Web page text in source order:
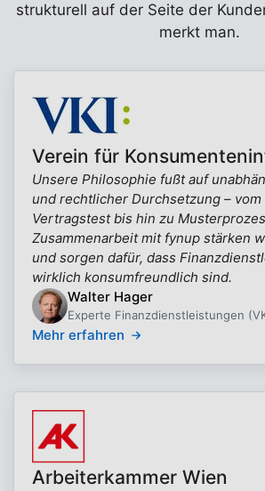
strukturell auf der Seite der
merkt man.
Verein für
Unsere Philosophie fußt auf
und rechtlicher Durchsetzung – vom
Vertragstest bis hin zu
Zusammenarbeit mit fynup stärken
und sorgen dafür, dass
wirklich konsumfreundlich sind.
Walter Hager
Experte Finanzdienstleistungen
Mehr erfahren
Arbeiterkammer Wien